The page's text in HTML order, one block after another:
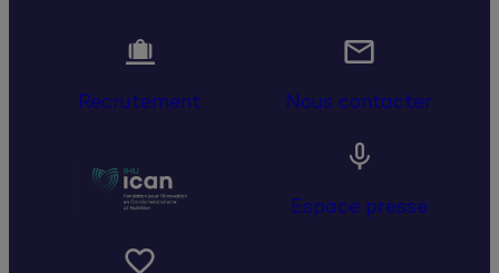

Recrutement

Nous contacter

Espace presse
